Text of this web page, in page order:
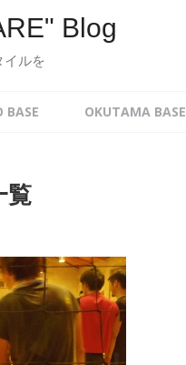
Blog
イルを
BASE OKUTAMA BASE
覧